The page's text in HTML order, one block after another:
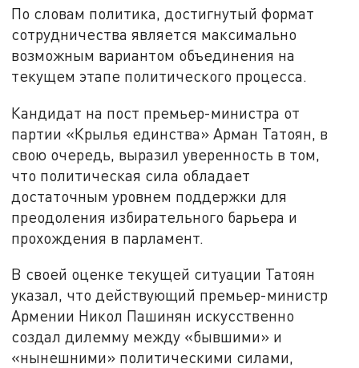
По словам политика, достигнутый формат
сотрудничества является максимально
возможным вариантом объединения на
текущем этапе политического процесса.
Кандидат на пост премьер-министра от
партии «Крылья единства» Арман Татоян, в
свою очередь, выразил уверенность в том,
что политическая сила обладает
достаточным уровнем поддержки для
преодоления избирательного барьера и
прохождения в парламент.
В своей оценке текущей ситуации Татоян
указал, что действующий премьер-министр
Армении Никол Пашинян искусственно
создал дилемму между «бывшими» и
«нынешними» политическими силами,